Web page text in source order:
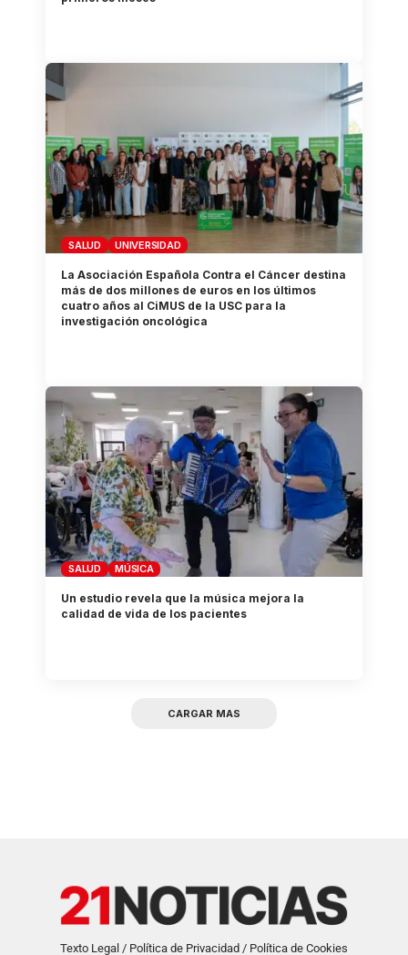
SALUD UNIVERSIDAD
La Asociación Española Contra el Cáncer destina
más de dos millones de euros en los últimos
cuatro años al CiMUS de la USC para la
investigación oncológica
SALUD MÚSICA
Un estudio revela que la música mejora la
calidad de vida de los pacientes
CARGAR MAS
Texto Legal / Política de Privacidad / Política de Cookies